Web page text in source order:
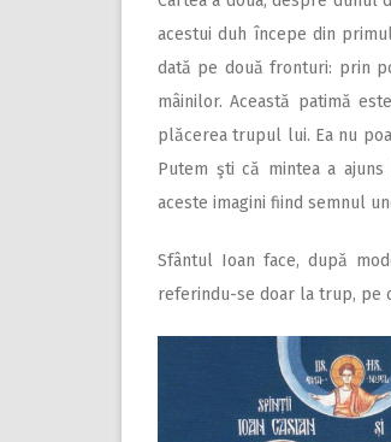
acestui duh începe din
dată pe două fronturi: prin
mâinilor. Această patimă
plăcerea trupul lui. Ea nu
Putem şti că mintea a
aceste imagini fiind semnul
Sfântul Ioan face, după
referindu-se doar la trup, pe